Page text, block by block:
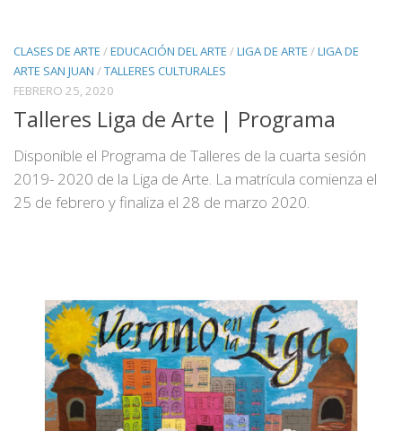
CLASES DE ARTE /EDUCACIÓN DEL ARTE /LIGA DE ARTE /LIGA DE
ARTE SAN JUAN /TALLERES CULTURALES
FEBRERO 25, 2020
Talleres Liga de Arte | Programa
Disponible el Programa de Talleres de la cuarta sesión
2019- 2020 de la Liga de Arte. La matrícula comienza el
25 de febrero y finaliza el 28 de marzo 2020.